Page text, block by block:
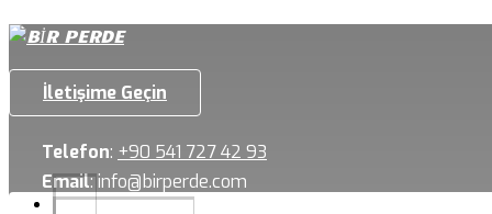
İletişime Geçin
Telefon: +90 541 727 42 93
Email:info@birperde.com